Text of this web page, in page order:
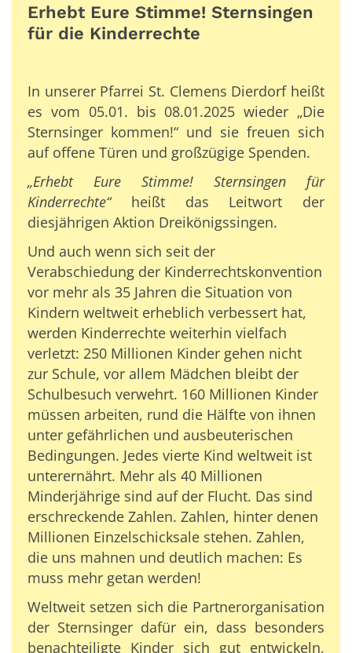
Erhebt Eure Stimme! Sternsingen
für die Kinderrechte
In unserer Pfarrei St. Clemens Dierdorf heißt
es vom 05.01. bis 08.01.2025 wieder „Die
Sternsinger kommen!“ und sie freuen sich
auf offene Türen und großzügige Spenden.
„Erhebt Eure Stimme! Sternsingen für
Kinderrechte“heißt das Leitwort der
diesjährigen Aktion Dreikönigssingen.
Und auch wenn sich seit der
Verabschiedung der Kinderrechtskonvention
vor mehr als 35 Jahren die Situation von
Kindern weltweit erheblich verbessert hat,
werden Kinderrechte weiterhin vielfach
verletzt: 250 Millionen Kinder gehen nicht
zur Schule, vor allem Mädchen bleibt der
Schulbesuch verwehrt. 160 Millionen Kinder
müssen arbeiten, rund die Hälfte von ihnen
unter gefährlichen und ausbeuterischen
Bedingungen. Jedes vierte Kind weltweit ist
unterernährt. Mehr als 40 Millionen
Minderjährige sind auf der Flucht. Das sind
erschreckende Zahlen. Zahlen, hinter denen
Millionen Einzelschicksale stehen. Zahlen,
die uns mahnen und deutlich machen: Es
muss mehr getan werden!
Weltweit setzen sich die Partnerorganisation
der Sternsinger dafür ein, dass besonders
benachteiligte Kinder sich gut entwickeln,